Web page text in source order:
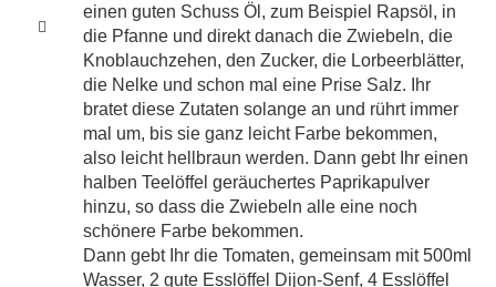
einen guten Schuss Öl, zum Beispiel Rapsöl, in
die Pfanne und direkt danach die Zwiebeln, die
Knoblauchzehen, den Zucker, die Lorbeerblätter,
die Nelke und schon mal eine Prise Salz. Ihr
bratet diese Zutaten solange an und rührt immer
mal um, bis sie ganz leicht Farbe bekommen,
also leicht hellbraun werden. Dann gebt Ihr einen
halben Teelöffel geräuchertes Paprikapulver
hinzu, so dass die Zwiebeln alle eine noch
schönere Farbe bekommen.
Dann gebt Ihr die Tomaten, gemeinsam mit 500ml
Wasser, 2 gute Esslöffel Dijon-Senf, 4 Esslöffel